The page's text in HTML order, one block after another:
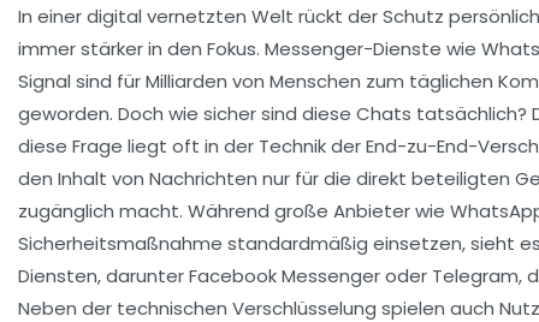
In einer digital vernetzten Welt rückt der Schutz
immer stärker in den Fokus. Messenger-Dienste wie
Signal sind für Milliarden von Menschen zum täglichen
geworden. Doch wie sicher sind diese Chats tatsächlich?
diese Frage liegt oft in der Technik der End-zu-End-
den Inhalt von Nachrichten nur für die direkt beteiligten
zugänglich macht. Während große Anbieter wie
Sicherheitsmaßnahme standardmäßig einsetzen, sieht
Diensten, darunter Facebook Messenger oder Telegram,
Neben der technischen Verschlüsselung spielen auch